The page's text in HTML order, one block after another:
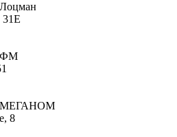
31Е
ФМ
МЕГАНОМ
8